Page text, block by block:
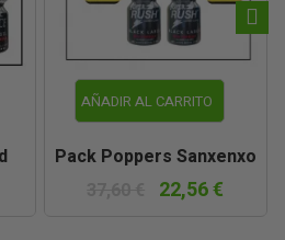
AÑADIR AL CARRITO
Pack Poppers Sanxenxo
22,56 €